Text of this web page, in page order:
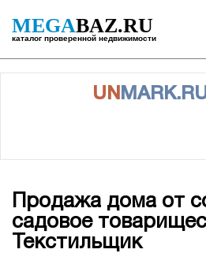
MEGABAZ.RU
каталог проверенной недвижимости
UN
Продажа дома от
садовое
Текстильщик